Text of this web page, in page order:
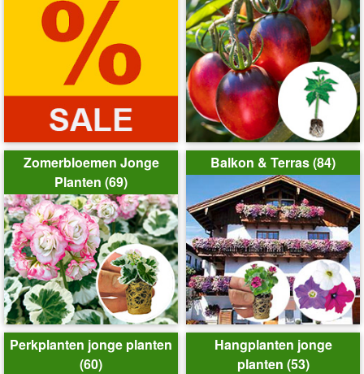
Zomerbloemen Jonge
Planten (69)
Balkon & Terras (84)
Perkplanten jonge planten
(60)
Hangplanten jonge
planten (53)